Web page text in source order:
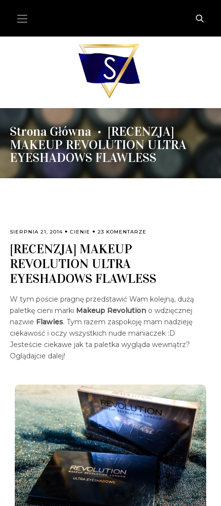
Strona Główna • [RECENZJA]
MAKEUP REVOLUTION ULTRA
EYESHADOWS FLAWLESS
SIERPNIA 21, 2014 CIENIE 23 KOMENTARZE
[RECENZJA] MAKEUP
REVOLUTION ULTRA
EYESHADOWS FLAWLESS
W tym poście pragnę przedstawić Wam kolejną, dużą
paletkę cieni marki Makeup Revolution o wdzięcznej
nazwie Flawles. Tym razem zaspokoję mam nadzieję
ciekawość i oczy wszystkich nude maniaczek :D
Jesteście ciekawe jak ta paletka wygląda wewnątrz?
Oglądajcie dalej!